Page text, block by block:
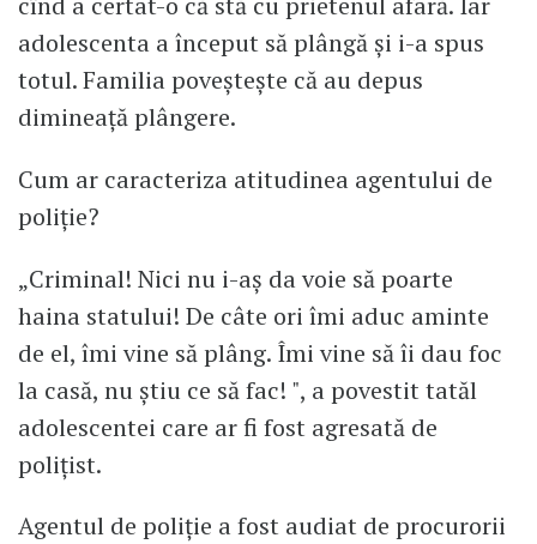
adolescenta a început să plângă și i-a spus
totul. Familia poveștește că au depus
dimineață plângere.
Cum ar caracteriza atitudinea agentului de
poliție?
„Criminal! Nici nu i-aș da voie să poarte
haina statului! De câte ori îmi aduc aminte
de el, îmi vine să plâng. Îmi vine să îi dau foc
la casă, nu știu ce să fac! ", a povestit tatăl
adolescentei care ar fi fost agresată de
polițist.
Agentul de poliţie a fost audiat de procurorii